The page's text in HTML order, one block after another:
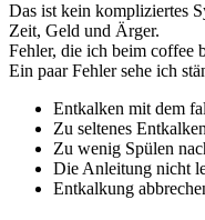
Das ist kein kompliziertes
Zeit, Geld und Ärger.
Fehler, die ich beim coffee
Ein paar Fehler sehe ich
Entkalken mit dem
Zu seltenes Entkalken
Zu wenig Spülen
Die Anleitung nicht
Entkalkung